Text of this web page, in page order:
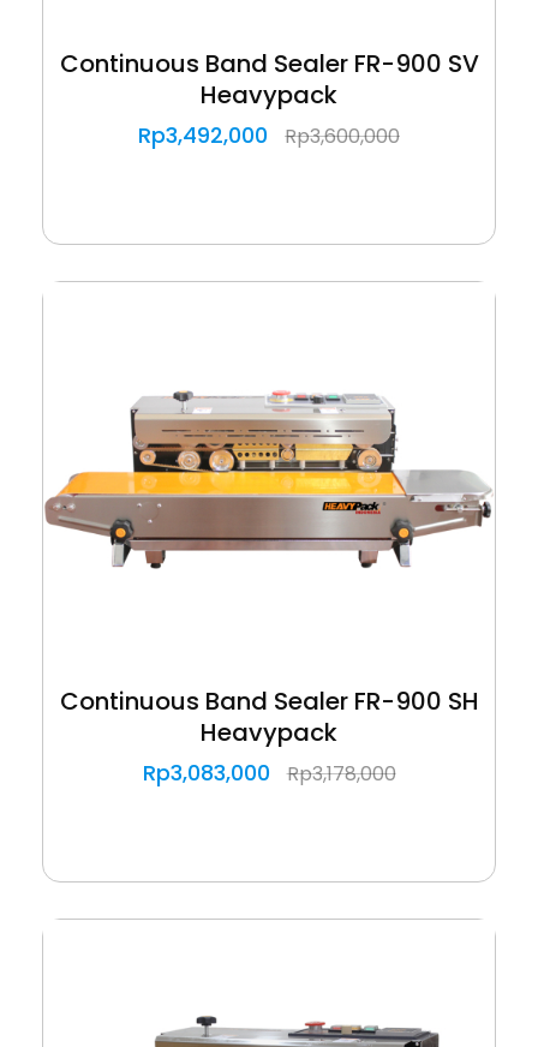
Continuous Band Sealer FR-900 SV
Heavypack
Rp3,492,000 Rp3,600,000
Continuous Band Sealer FR-900 SH
Heavypack
Rp3,083,000 Rp3,178,000